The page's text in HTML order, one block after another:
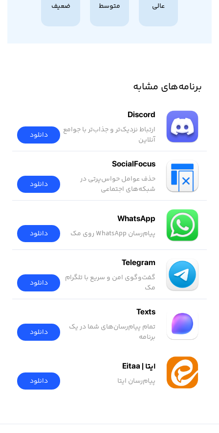
عالی متوسط ضعیف
برنامه‌های مشابه
Discord
ارتباط نزدیک‌تر و جذاب‌تر با جوامع
آنلاین
دانلود
SocialFocus
حذف عوامل حواس‌پرتی در
شبکه‌های اجتماعی
دانلود
WhatsApp
پیام‌رسان WhatsApp روی مک دانلود
Telegram
گفت‌وگوی امن و سریع با تلگرام
مک
دانلود
Texts
تمام پیام‌رسان‌های شما در یک
برنامه
دانلود
ایتا | Eitaa
پیام‌رسان ایتا دانلود